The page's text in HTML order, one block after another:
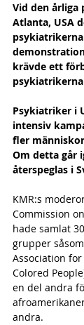
Vid den årliga
Atlanta, USA
psykiatrikerna
krävde ett
Psykiatriker i
intensiv
fler
Om detta går
återspeglas i
KMR:s
Commission
hade samlat
grupper
Association
Colored
en del andra
andra.